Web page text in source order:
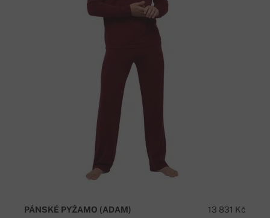
13 831 Kč
PÁNSKÉ PYŽAMO (ADAM)